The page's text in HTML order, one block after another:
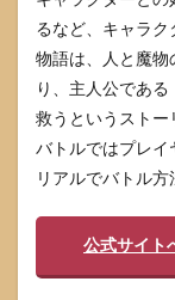
るなど、キャラク
物語は、人と魔物
り、主人公であ
救うというストー
バトルではプレイ
リアルでバトル方
公式サイト